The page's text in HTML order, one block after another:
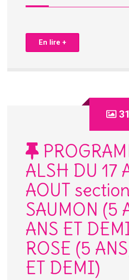
En lire +
ALSH DU 17
AOUT section
SAUMON (5
ANS ET
ROSE (5
ET DEMI)